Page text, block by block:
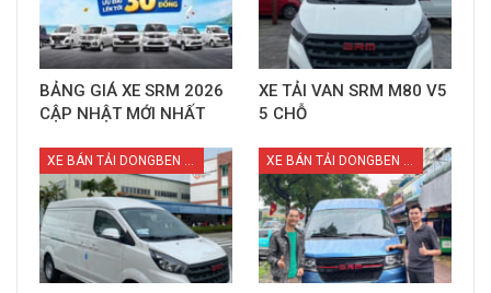
BẢNG GIÁ XE SRM 2026
CẬP NHẬT MỚI NHẤT
XE TẢI VAN SRM M80 V5
5 CHỖ
XE BÁN TẢI DONGBEN X30 XE BÁN TẢI DONGBEN X30